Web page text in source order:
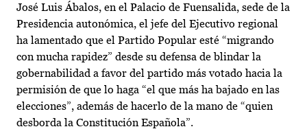
José Luis Ábalos, en el Palacio de Fuensalida, sede de la
Presidencia autonómica, el jefe del Ejecutivo regional
ha lamentado que el Partido Popular esté “migrando
con mucha rapidez” desde su defensa de blindar la
gobernabilidad a favor del partido más votado hacia la
permisión de que lo haga “el que más ha bajado en las
elecciones”, además de hacerlo de la mano de “quien
desborda la Constitución Española”.